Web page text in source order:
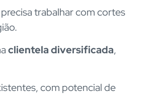
trabalhar com cortes
clientela diversificada,
com potencial de